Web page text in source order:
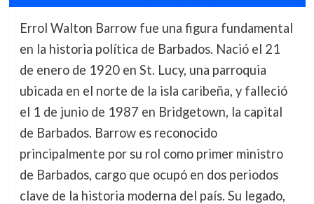
Errol Walton Barrow fue una figura fundamental
en la historia política de Barbados. Nació el 21
de enero de 1920 en St. Lucy, una parroquia
ubicada en el norte de la isla caribeña, y falleció
el 1 de junio de 1987 en Bridgetown, la capital
de Barbados. Barrow es reconocido
principalmente por su rol como primer ministro
de Barbados, cargo que ocupó en dos periodos
clave de la historia moderna del país. Su legado,